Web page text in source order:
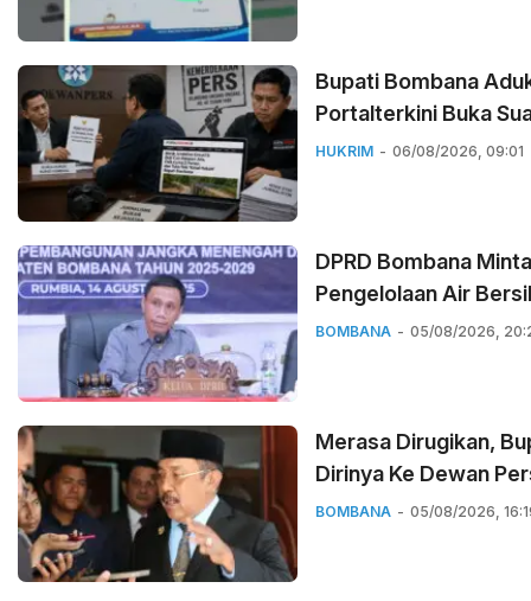
Bupati Bombana
Portalterkini Buka
HUKRIM 06/08/2026, 09:01
DPRD Bombana
Pengelolaan Air
BOMBANA 05/08/2026,
Merasa Dirugikan,
Dirinya Ke Dewan
BOMBANA 05/08/2026,